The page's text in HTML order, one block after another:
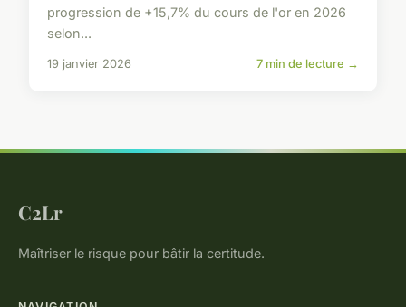
progression de +15,7% du cours de l'or en 2026
selon...
19 janvier 2026 7 min de lecture →
C2Lr
Maîtriser le risque pour bâtir la certitude.